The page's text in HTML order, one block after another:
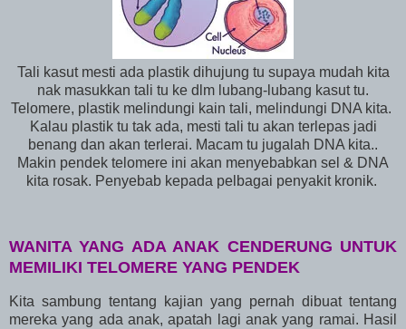
Tali kasut mesti ada plastik dihujung tu supaya mudah kita
nak masukkan tali tu ke dlm lubang-lubang kasut tu.
Telomere, plastik melindungi kain tali, melindungi DNA kita.
Kalau plastik tu tak ada, mesti tali tu akan terlepas jadi
benang dan akan terlerai. Macam tu jugalah DNA kita..
Makin pendek telomere ini akan menyebabkan sel & DNA
kita rosak. Penyebab kepada pelbagai penyakit kronik.
WANITA YANG ADA ANAK CENDERUNG UNTUK
MEMILIKI TELOMERE YANG PENDEK
Kita sambung tentang kajian yang pernah dibuat tentang
mereka yang ada anak, apatah lagi anak yang ramai. Hasil